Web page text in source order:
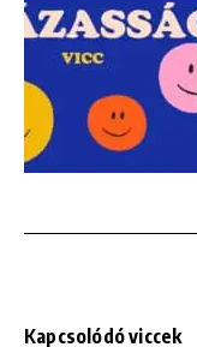
Kapcsolódó viccek